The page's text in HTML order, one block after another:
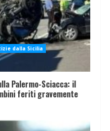
dalla Sicilia
Palermo-Sciacca: il
feriti gravemente